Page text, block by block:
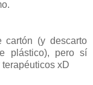
(y descarto
plástico), pero sí
xD